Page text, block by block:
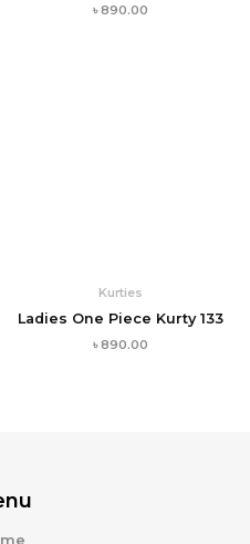
৳890.00
Kurties
Ladies One Piece Kurty 133
৳890.00